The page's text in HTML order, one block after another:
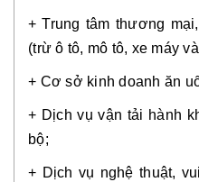
+ Trung tâm thương
(trừ ô tô, mô tô, xe máy
+ Cơ sở kinh doanh ăn
+ Dịch vụ vận tải hành
bộ;
+ Dịch vụ nghệ thuật,